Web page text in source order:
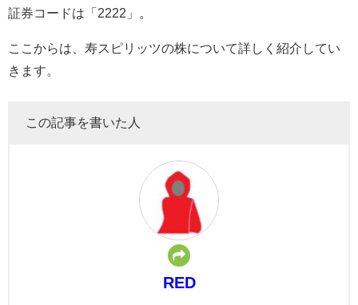
証券コードは「 2222 」。
ここからは、寿スピリッツの株について詳しく紹介してい
きます。
この記事を書いた人
RED